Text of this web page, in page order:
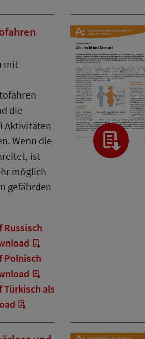
mit
die
Aktivitäten
Wenn die
ist
möglich
gefährden
Polnisch
als